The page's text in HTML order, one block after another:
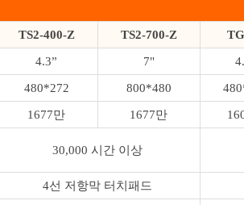
TS2-400-Z TS2-700-Z
4.3” 7"
480*272 800*480
1677만 1677만
30,000 시간 이상
4선 저항막 터치패드